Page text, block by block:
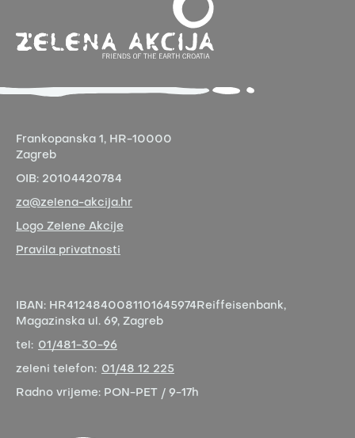
Frankopanska 1, HR-10000
Zagreb
OIB: 20104420784
za@zelena-akcija.hr
Logo Zelene Akcije
Pravila privatnosti
IBAN: HR4124840081101645974 Reiffeisenbank,
Magazinska ul. 69, Zagreb
tel: 01/481-30-96
zeleni telefon: 01/48 12 225
Radno vrijeme: PON-PET / 9-17h